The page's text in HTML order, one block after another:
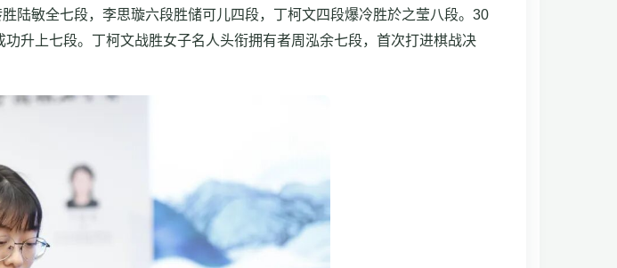
陆敏全七段，李思璇六段胜储可儿四段，丁柯文四段爆冷胜於之莹八段。30
升上七段。丁柯文战胜女子名人头衔拥有者周泓余七段，首次打进棋战决